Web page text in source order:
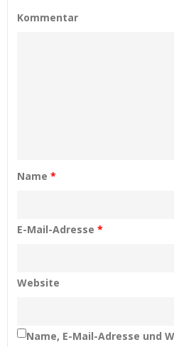
Kommentar
Name *
E-Mail-Adresse *
Website
Name, E-Mail-Adresse und